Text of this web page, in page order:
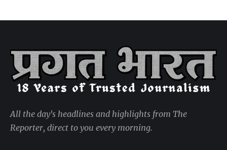
All the day's headlines and highlights from The
Reporter, direct to you every morning.